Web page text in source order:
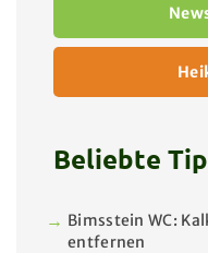
Beliebte
Bimsstein WC:
entfernen